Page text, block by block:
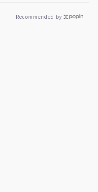
Recommended by